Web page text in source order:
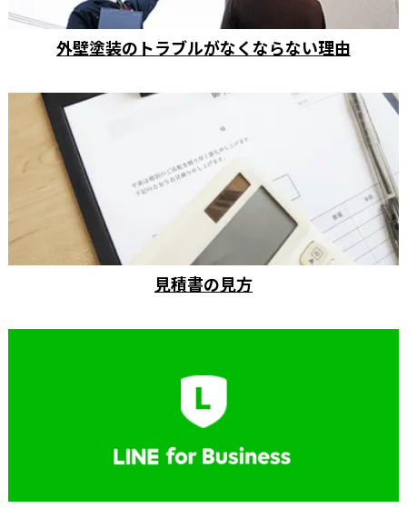
外壁塗装のトラブルがなくならない理由
見積書の見方